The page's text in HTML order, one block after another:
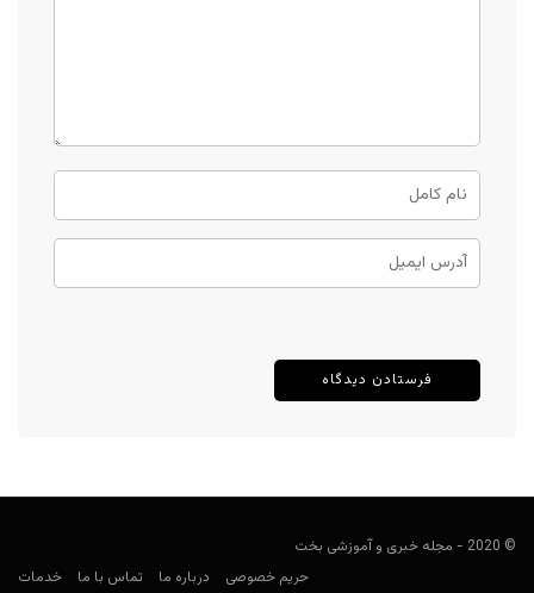
© 2020 - مجله خبری و آموزشی بخت
حریم خصوصی
درباره ما تماس با ما خدمات